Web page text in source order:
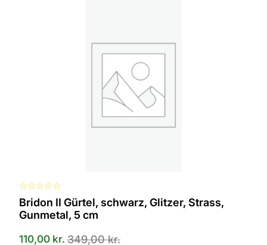
☆☆☆☆☆
Bridon II Gürtel, schwarz, Glitzer, Strass,
Gunmetal, 5 cm
349,00kr.
110,00 kr.